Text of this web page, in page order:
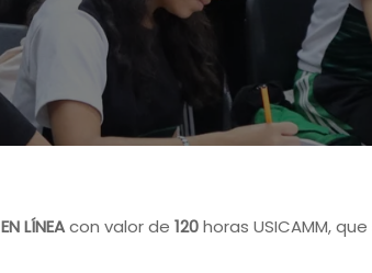
EN LÍNEAcon valor de 120horas USICAMM,